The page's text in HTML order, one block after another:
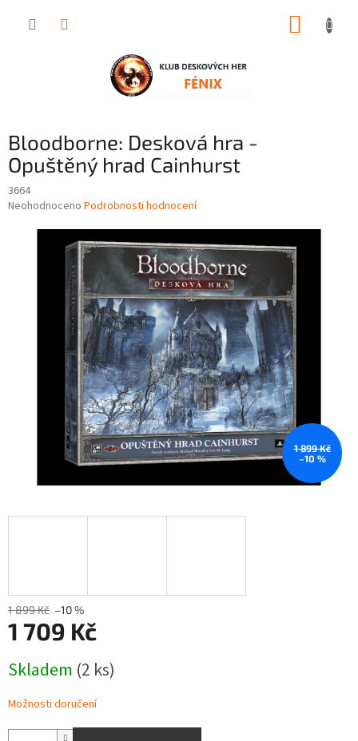
Bloodborne: Desková hra -
Opuštěný hrad Cainhurst
3664
Průměrné
Neohodnoceno Podrobnosti hodnocení
1 899 Kč
–10 %
1 899 Kč –10 %
1 709 Kč
cena:
Skladem (2 ks)
Možnosti doručení